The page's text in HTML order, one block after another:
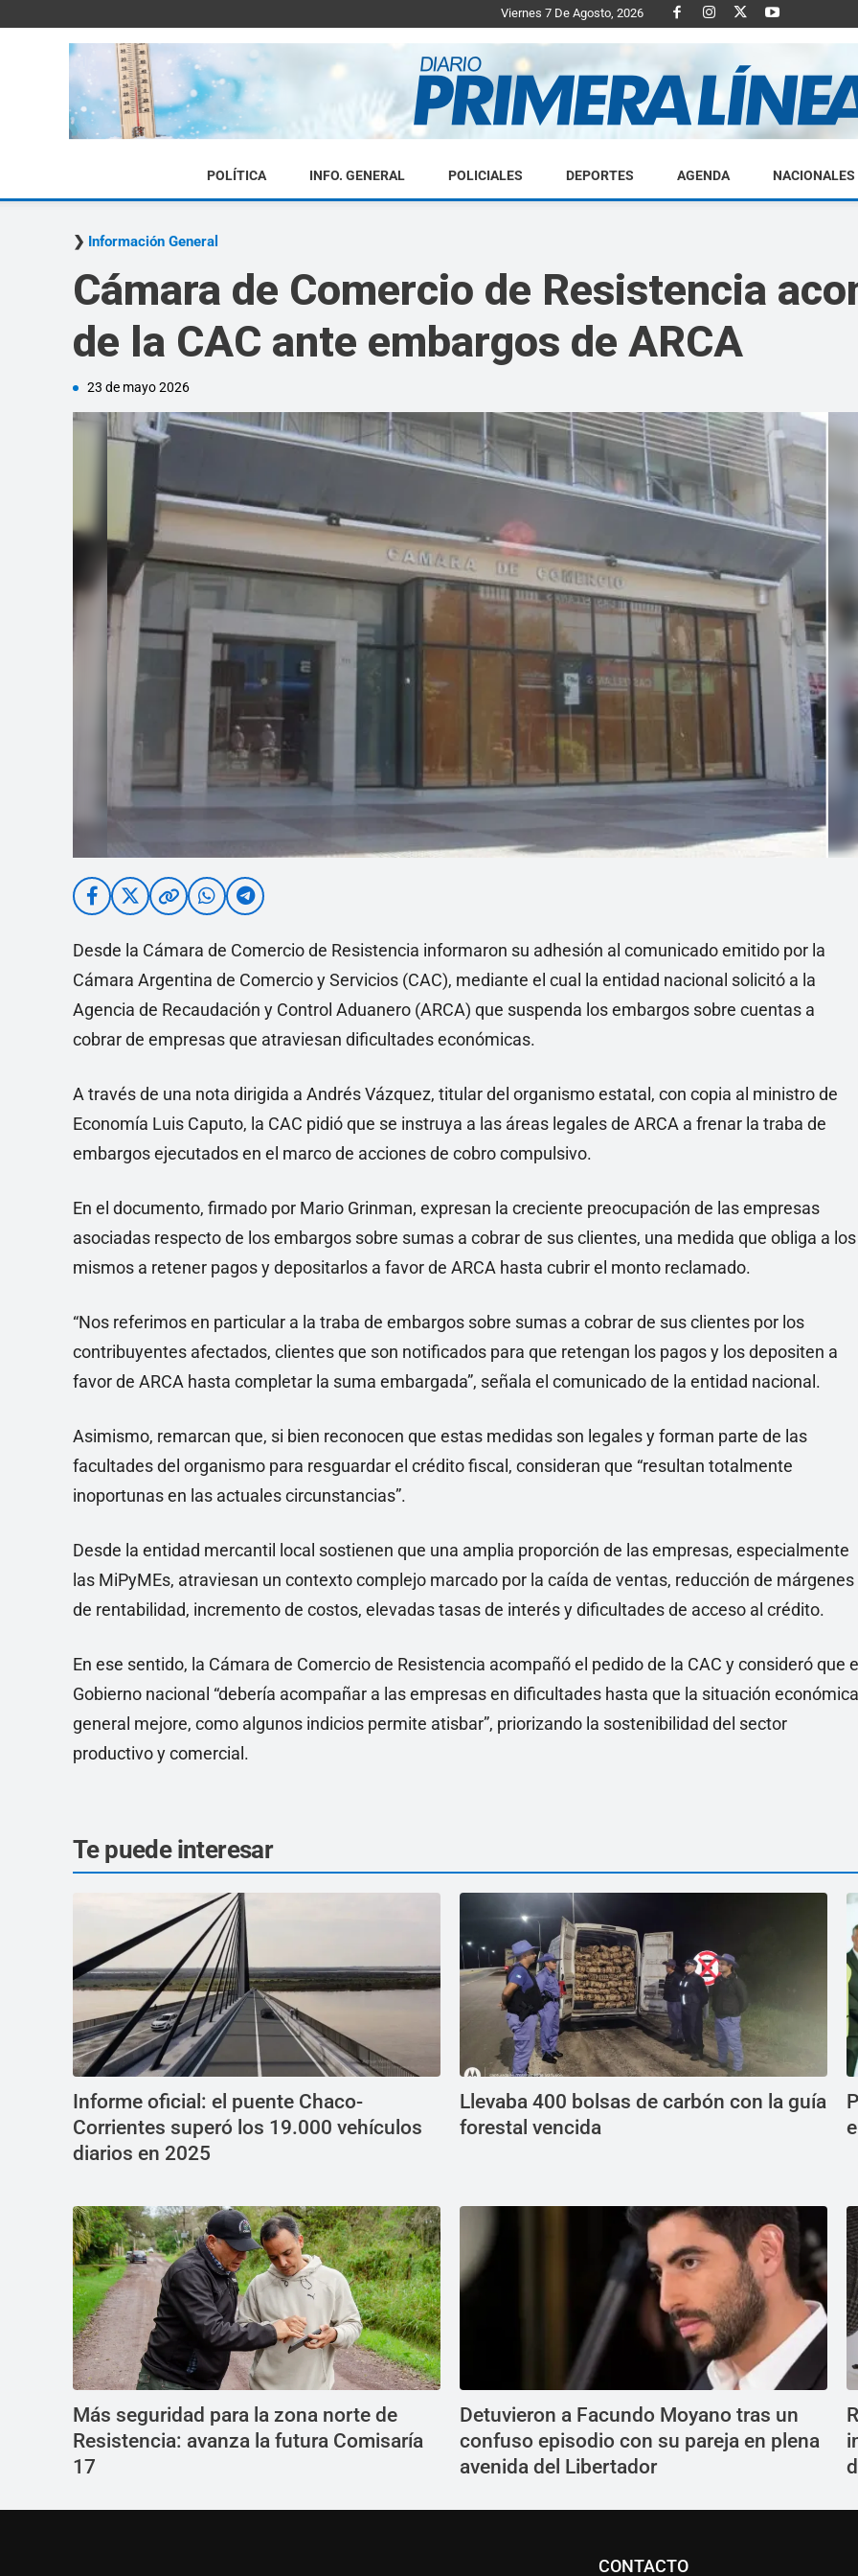
Viernes 7 De Agosto, 2026
Diario
Primera
Linea
POLÍTICA INFO. GENERAL POLICIALES DEPORTES AGENDA NACIONALES
Información General
Cámara de Comercio de Resistencia
de la CAC ante embargos de ARCA
23 de mayo 2026
Desde la Cámara de Comercio de Resistencia informaron su adhesión al comunicado emitido por la
Cámara Argentina de Comercio y Servicios (CAC), mediante el cual la entidad nacional solicitó a la
Agencia de Recaudación y Control Aduanero (ARCA) que suspenda los embargos sobre cuentas a
cobrar de empresas que atraviesan dificultades económicas.
A través de una nota dirigida a Andrés Vázquez, titular del organismo estatal, con copia al ministro de
Economía Luis Caputo, la CAC pidió que se instruya a las áreas legales de ARCA a frenar la traba de
embargos ejecutados en el marco de acciones de cobro compulsivo.
En el documento, firmado por Mario Grinman, expresan la creciente preocupación de las empresas
asociadas respecto de los embargos sobre sumas a cobrar de sus clientes, una medida que obliga a los
mismos a retener pagos y depositarlos a favor de ARCA hasta cubrir el monto reclamado.
“Nos referimos en particular a la traba de embargos sobre sumas a cobrar de sus clientes por los
contribuyentes afectados, clientes que son notificados para que retengan los pagos y los depositen a
favor de ARCA hasta completar la suma embargada”, señala el comunicado de la entidad nacional.
Asimismo, remarcan que, si bien reconocen que estas medidas son legales y forman parte de las
facultades del organismo para resguardar el crédito fiscal, consideran que “resultan totalmente
inoportunas en las actuales circunstancias”.
Desde la entidad mercantil local sostienen que una amplia proporción de las empresas, especialmente
las MiPyMEs, atraviesan un contexto complejo marcado por la caída de ventas, reducción de márgenes
de rentabilidad, incremento de costos, elevadas tasas de interés y dificultades de acceso al crédito.
En ese sentido, la Cámara de Comercio de Resistencia acompañó el pedido de la CAC y consideró que
Gobierno nacional “debería acompañar a las empresas en dificultades hasta que la situación económica
general mejore, como algunos indicios permite atisbar”, priorizando la sostenibilidad del sector
productivo y comercial.
Te puede interesar
Informe oficial: el puente Chaco-
Corrientes superó los 19.000 vehículos
diarios en 2025
Llevaba 400 bolsas de carbón con la guía
forestal vencida
Más seguridad para la zona norte de
Resistencia: avanza la futura Comisaría
17
Detuvieron a Facundo Moyano tras un
confuso episodio con su pareja en plena
avenida del Libertador
CONTACTO